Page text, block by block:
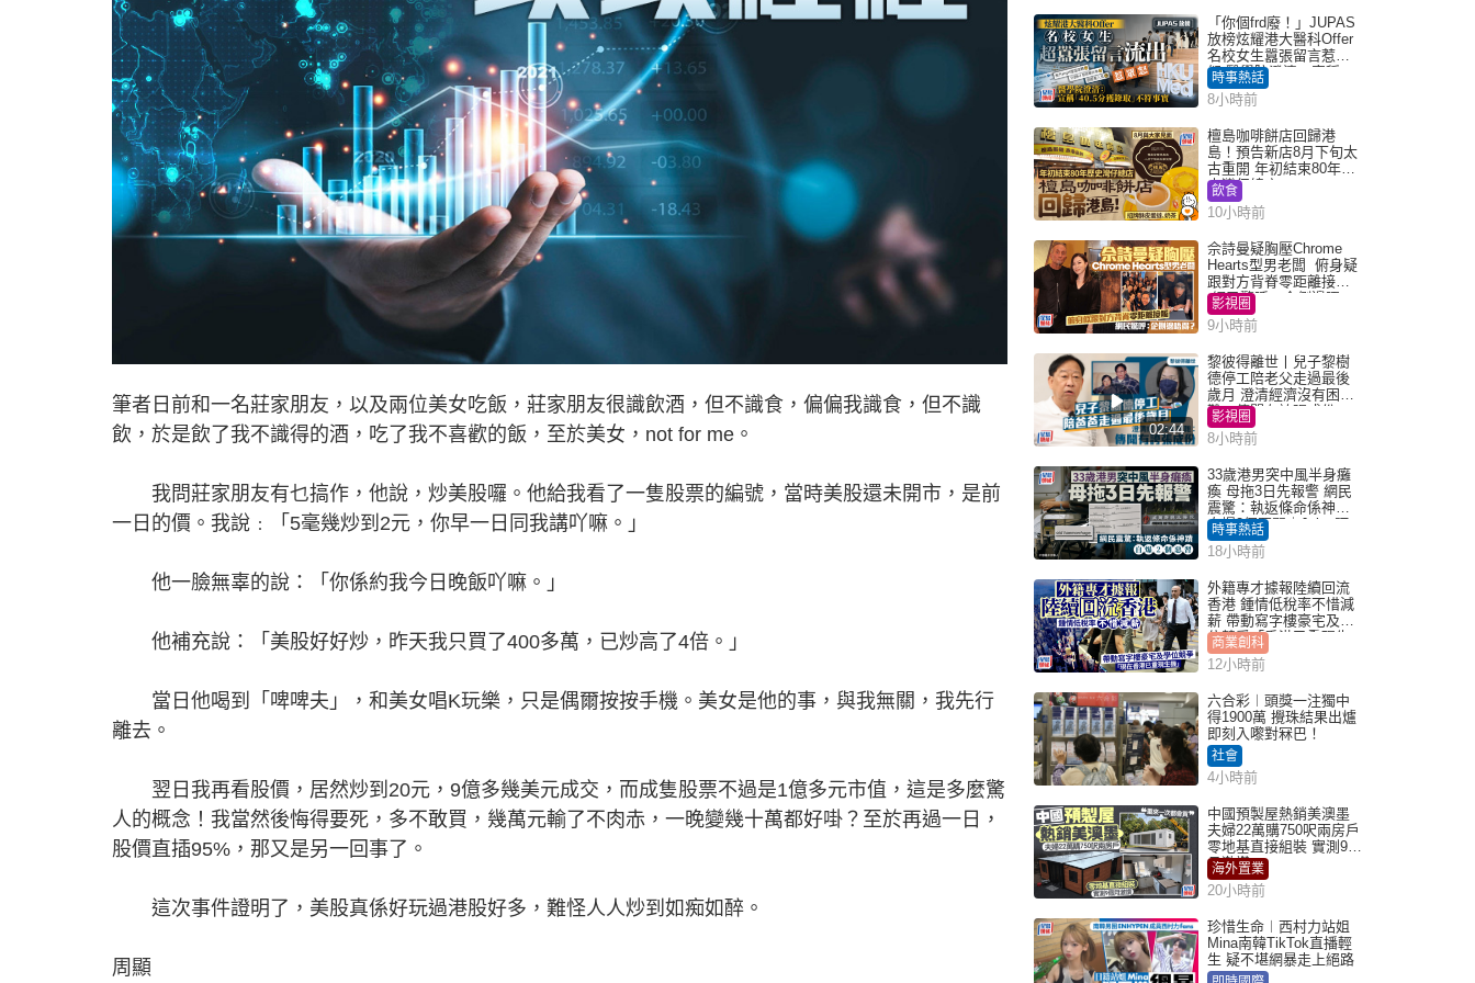
筆者日前和一名莊家朋友，以及兩位美女吃飯，莊家朋友很識飲酒，但不識食，偏偏我識食，但不識
飲，於是飲了我不識得的酒，吃了我不喜歡的飯，至於美女，not for me。
我問莊家朋友有乜搞作，他說，炒美股囉。他給我看了一隻股票的編號，當時美股還未開市，是前
一日的價。我說﹕「5毫幾炒到2元，你早一日同我講吖嘛。」
他一臉無辜的說：「你係約我今日晚飯吖嘛。」
他補充說：「美股好好炒，昨天我只買了400多萬，已炒高了4倍。」
當日他喝到「啤啤夫」，和美女唱K玩樂，只是偶爾按按手機。美女是他的事，與我無關，我先行
離去。
翌日我再看股價，居然炒到20元，9億多幾美元成交，而成隻股票不過是1億多元市值，這是多麼驚
人的概念！我當然後悔得要死，多不敢買，幾萬元輸了不肉赤，一晚變幾十萬都好啩？至於再過一日，
股價直插95%，那又是另一回事了。
這次事件證明了，美股真係好玩過港股好多，難怪人人炒到如痴如醉。
周顯
「你個frd廢！」JUPAS
放榜炫耀港大醫科Offer
名校女生囂張留言惹眾
怒 醫學院澄清：宣稱
「40.5分獲錄取」不符事
實｜Juicy叮
時事熱話
8小時前
檀島咖啡餅店回歸港
島！預告新店8月下旬太
古重開 年初結束80年歷
史灣仔總店
飲食
10小時前
佘詩曼疑胸壓Chrome
Hearts型男老闆 俯身疑
跟對方背脊零距離接觸
網民驚呼：企側邊唔
得？
影視圈
9小時前
02:44
黎彼得離世丨兒子黎樹
德停工陪老父走過最後
歲月 澄清經濟沒有困
難：傳聞有誇張成份
影視圈
8小時前
33歲港男突中風半身癱
瘓 母拖3日先報警 網民
震驚：執返條命係神蹟
自爆2個惡習｜Juicy叮
時事熱話
18小時前
外籍專才據報陸續回流
香港 鍾情低稅率不惜減
薪 帶動寫字樓豪宅及學
位競爭「香港已重現生
機」
商業創科
12小時前
六合彩︱頭獎一注獨中
得1900萬 攪珠結果出爐
即刻入嚟對冧巴！
社會
4小時前
中國預製屋熱銷美澳墨
夫婦22萬購750呎兩房戶
零地基直接組裝 實測9個
月激讚
海外置業
20小時前
珍惜生命︱西村力站姐
Mina南韓TikTok直播輕
生 疑不堪網暴走上絕路